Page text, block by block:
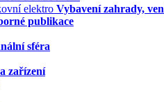
Vybavení zahrady,
publikace
sféra
zařízení